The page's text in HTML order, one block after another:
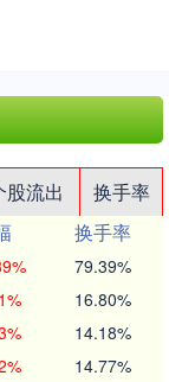
股流出
换手率
换手率
79.39%
16.80%
14.18%
14.77%